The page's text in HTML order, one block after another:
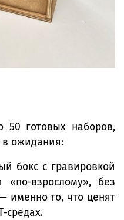
50 готовых наборов,
в ожидания:
бокс с гравировкой
«по‑взрослому», без
именно то, что ценят